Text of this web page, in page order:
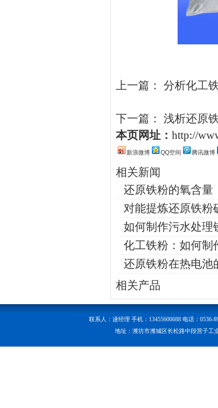
上一篇： 分析化工
下一篇： 浅析还原
本页网址： http://
新浪微博 QQ空间 腾讯微博
相关新闻
还原铁粉的氧含量
对能提炼还原铁粉
如何制作污水处理
化工铁粉：如何制
还原铁粉在热电池
相关产品
联系人：逯经理 手机：13455600688 电话：
地址：潍坊市潍城区长松路中段营子工